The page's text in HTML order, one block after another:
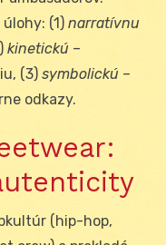
(1) narratívnu
kinetickú –
(3) symbolickú –
odkazy.
(hip-hop,